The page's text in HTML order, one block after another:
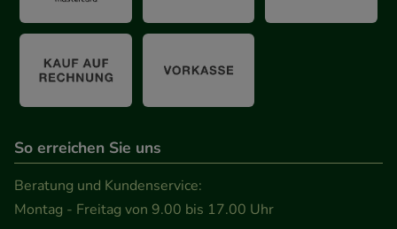
anzupassen. Komfort-Cookies ermöglichen es uns
auch auf Ihre Bedürfnisse zugeschrittene Inhalte
anzuzeigen und unser Partnerprogramm zu
betreiben.
Statistik & Tracking:
Informationen über die Art und Weise der Nutzung
unserer Website sammeln, mit deren Hilfe wir
So erreichen Sie uns
Beratung und Kundenservice:
Montag - Freitag von 9.00 bis 17.00 Uhr